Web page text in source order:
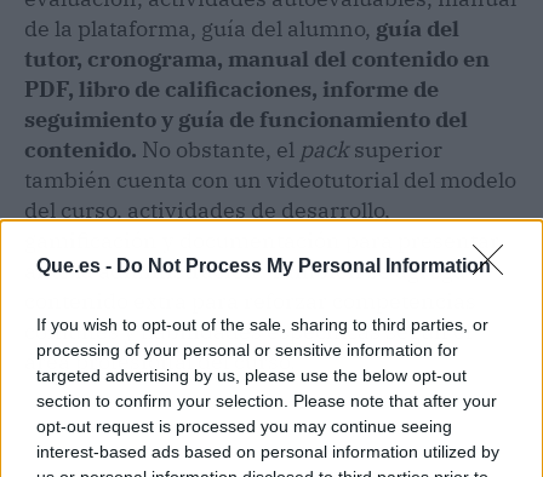
Que.es - Do Not Process My Personal Information
If you wish to opt-out of the sale, sharing to third parties, or
processing of your personal or sensitive information for
targeted advertising by us, please use the below opt-out
section to confirm your selection. Please note that after your
opt-out request is processed you may continue seeing
interest-based ads based on personal information utilized by
de la plataforma, guía del alumno, guía del
tutor, cronograma, manual del contenido en
PDF, libro de calificaciones, informe de
seguimiento y guía de funcionamiento del
contenido. No obstante, el packsuperior
también cuenta con un videotutorial del modelo
del curso, actividades de desarrollo,
gamificación y documentación para presentar
ante la administración. También se agrega
comunes y habilidades específicas según el
área profesional del curso.